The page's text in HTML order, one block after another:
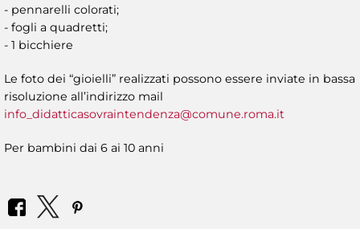
- pennarelli colorati;
- fogli a quadretti;
- 1 bicchiere
Le foto dei “gioielli” realizzati possono essere inviate in bassa
risoluzione all’indirizzo mail
info_didatticasovraintendenza@comune.roma.it
Per bambini dai 6 ai 10 anni